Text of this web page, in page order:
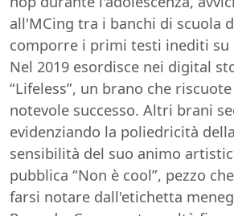
all'MCing tra i banchi di scuola
comporre i primi testi inediti su
Nel 2019 esordisce nei digital
“Lifeless”, un brano che
notevole successo. Altri brani
evidenziando la poliedricità
sensibilità del suo animo
pubblica “Non è cool”, pezzo
farsi notare dall'etichetta